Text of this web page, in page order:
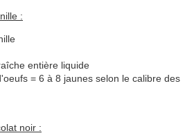
:
entière liquide
= 6 à 8 jaunes selon le calibre des
noir :